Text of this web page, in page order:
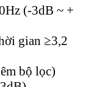
(-3dB ~ +
gian ≥3,2
bộ lọc)